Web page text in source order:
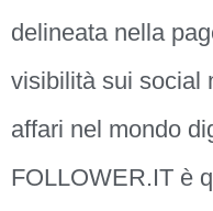
delineata nella
visibilità sui social
affari nel mondo
FOLLOWER.IT è